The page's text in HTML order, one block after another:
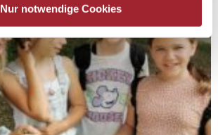
Nur notwendige Cookies